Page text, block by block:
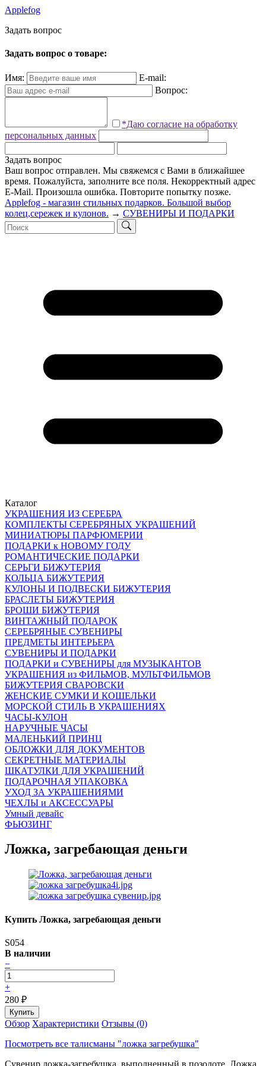
Applefog
Задать вопрос
Задать вопрос о товаре:
Имя:
E-mail:
Вопрос:
*Даю согласие на обработку
персональных данных
Задать вопрос
Ваш вопрос отправлен. Мы свяжемся с Вами в ближайшее
время. Пожалуйста, заполните все поля. Некорректный адрес
E-Mail. Произошла ошибка. Повторите попытку позже.
Applefog - магазин стильных подарков. Большой выбор
колец,сережек и кулонов. → СУВЕНИРЫ И ПОДАРКИ
Каталог
УКРАШЕНИЯ ИЗ СЕРЕБРА
КОМПЛЕКТЫ СЕРЕБРЯНЫХ УКРАШЕНИЙ
МИНИАТЮРЫ ПАРФЮМЕРИИ
ПОДАРКИ к НОВОМУ ГОДУ
РОМАНТИЧЕСКИЕ ПОДАРКИ
СЕРЬГИ БИЖУТЕРИЯ
КОЛЬЦА БИЖУТЕРИЯ
КУЛОНЫ И ПОДВЕСКИ БИЖУТЕРИЯ
БРАСЛЕТЫ БИЖУТЕРИЯ
БРОШИ БИЖУТЕРИЯ
ВИНТАЖНЫЙ ПОДАРОК
СЕРЕБРЯНЫЕ СУВЕНИРЫ
ПРЕДМЕТЫ ИНТЕРЬЕРА
СУВЕНИРЫ И ПОДАРКИ
ПОДАРКИ и СУВЕНИРЫ для МУЗЫКАНТОВ
УКРАШЕНИЯ из ФИЛЬМОВ, МУЛЬТФИЛЬМОВ
БИЖУТЕРИЯ СВАРОВСКИ
ЖЕНСКИЕ СУМКИ И КОШЕЛЬКИ
МОРСКОЙ СТИЛЬ В УКРАШЕНИЯХ
ЧАСЫ-КУЛОН
НАРУЧНЫЕ ЧАСЫ
МАЛЕНЬКИЙ ПРИНЦ
ОБЛОЖКИ ДЛЯ ДОКУМЕНТОВ
СЕКРЕТНЫЕ МАТЕРИАЛЫ
ШКАТУЛКИ ДЛЯ УКРАШЕНИЙ
ПОДАРОЧНАЯ УПАКОВКА
УХОД ЗА УКРАШЕНИЯМИ
ЧEХЛЫ и АКСЕССУАРЫ
Умный девайс
ФЬЮЗИНГ
Ложка, загребающая деньги
Купить Ложка, загребающая деньги
S054
В наличии
−
+
280 ₽
Обзор Характеристики Отзывы (0)
Посмотреть все талисманы "ложка загребушка"
Сувенир ложка-загребушка, выполненный в позолоте. Ложка